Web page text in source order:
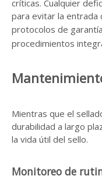
críticas. Cualquier
para evitar la entrada
protocolos de
procedimientos
Mientras que el
durabilidad a largo
la vida útil del sello.
Monitoreo de